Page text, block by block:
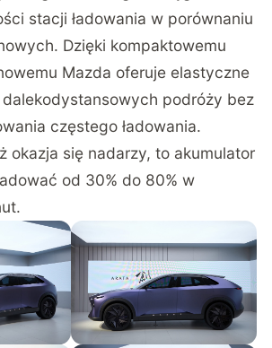
stacji ładowania w porównaniu
Dzięki kompaktowemu
Mazda oferuje elastyczne
podróży bez
częstego ładowania.
okazja się nadarzy, to akumulator
od 30% do 80% w